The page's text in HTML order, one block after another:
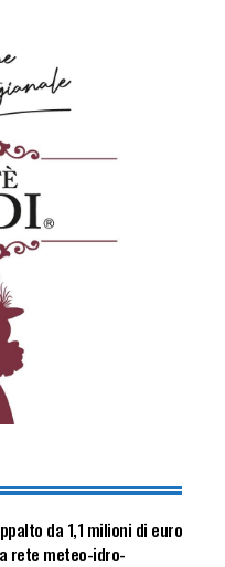
da 1,1 milioni di euro
rete meteo-idro-